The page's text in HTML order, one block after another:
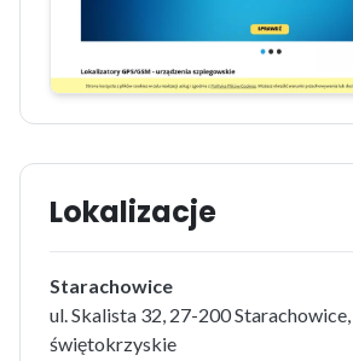
Lokalizacje
Starachowice
ul. Skalista 32, 27-200
świętokrzyskie